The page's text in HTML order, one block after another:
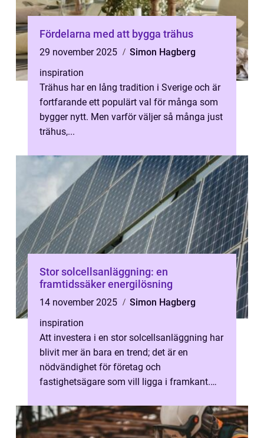
Fördelarna med att bygga trähus
29 november 2025
Simon Hagberg
inspiration
Trähus har en lång tradition i Sverige och är
fortfarande ett populärt val för många som
bygger nytt. Men varför väljer så många just
trähus,...
Stor solcellsanläggning: en
framtidssäker energilösning
14 november 2025
Simon Hagberg
inspiration
Att investera i en stor solcellsanläggning har
blivit mer än bara en trend; det är en
nödvändighet för företag och
fastighetsägare som vill ligga i framkant.